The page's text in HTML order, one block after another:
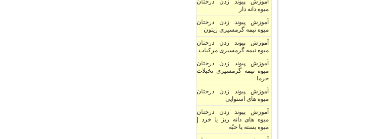
آموزش پیوند زدن درختان
میوه دانه دار
آموزش پیوند زدن درختان
میوه نیمه گرمسیری زیتون
آموزش پیوند زدن درختان
میوه نیمه گرمسیری مرکبات
آموزش پیوند زدن درختان
میوه نیمه گرمسیری نخیلات
خرما
آموزش پیوند زدن درختان
میوه های استوایی
آموزش پیوند زدن درختان
میوه های دانه ریز یا خرد |
میوه بسته یا حبّه